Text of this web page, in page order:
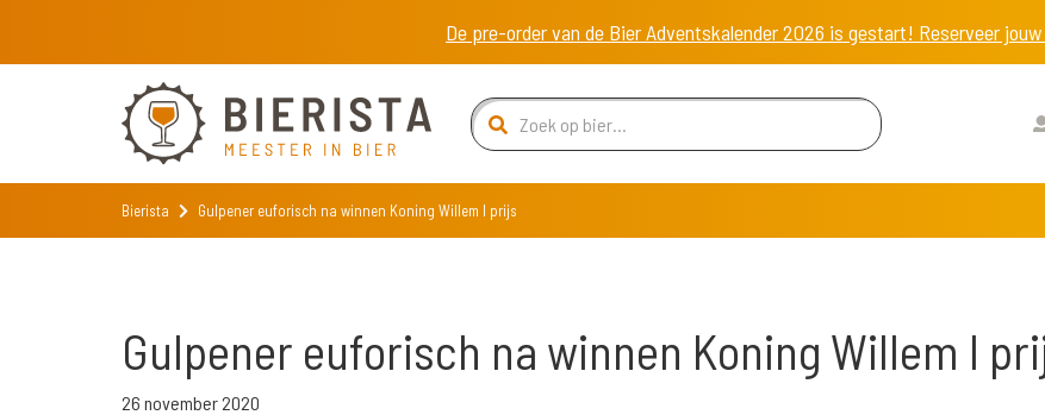
De pre-order van de Bier Adventskalender 2026 is gestart! Reserveer
Bierista Gulpener euforisch na winnen Koning Willem I prijs
Gulpener euforisch na winnen Koning Willem I
26 november 2020